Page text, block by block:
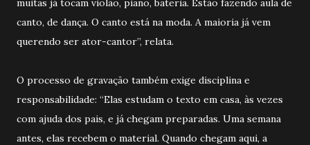
canto, de dança. O canto está na moda. A maioria já vem
querendo ser ator-cantor”, relata.
O processo de gravação também exige disciplina e
responsabilidade: “Elas estudam o texto em casa, às vezes
com ajuda dos pais, e já chegam preparadas. Uma semana
antes, elas recebem o material. Quando chegam aqui, a